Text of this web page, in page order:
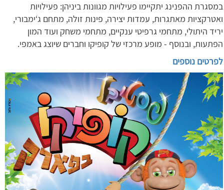
במסגרת ההפנינג יתקיימו פעילויות מגוונות ביניהן: פעילויות
ואטרקציות מאתגרות, עמדות יצירה, פינות זולה, מתחם ג‘ימבורי,
יריד היתולי, מתחמי גרפיטי ענקיים, מתחמי משחק ועוד המון
הפתעות, ובנוסף - מופע מרכזי של קופיקו וחברים שיוצג באמפי.
לפרטים נוספים